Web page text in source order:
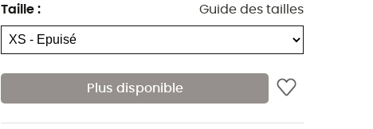
Taille : Guide des tailles
Plus disponible